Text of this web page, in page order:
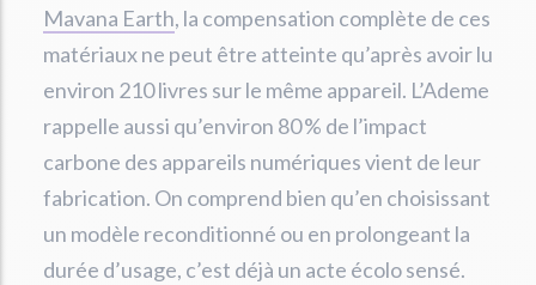
Mavana Earth, la compensation complète de ces
matériaux ne peut être atteinte qu’après avoir lu
environ 210 livres sur le même appareil. L’Ademe
rappelle aussi qu’environ 80 % de l’impact
carbone des appareils numériques vient de leur
fabrication. On comprend bien qu’en choisissant
un modèle reconditionné ou en prolongeant la
durée d’usage, c’est déjà un acte écolo sensé.